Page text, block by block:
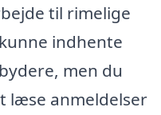
til rimelige
indhente
men du
læse anmeldelser